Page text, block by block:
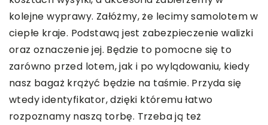
kolejne wyprawy. Załóżmy, że lecimy samolotem w
ciepłe kraje. Podstawą jest zabezpieczenie walizki
oraz oznaczenie jej. Będzie to pomocne się to
zarówno przed lotem, jak i po wylądowaniu, kiedy
nasz bagaż krążyć będzie na taśmie. Przyda się
wtedy identyfikator, dzięki któremu łatwo
rozpoznamy naszą torbę. Trzeba ją też